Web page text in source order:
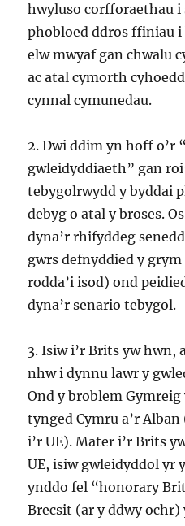
hwyluso corfforaethau i
phobloed ddros ffiniau
elw mwyaf gan chwalu
ac atal cymorth
cynnal cymunedau.
2. Dwi ddim yn hoff o’r
gwleidyddiaeth” gan
tebygolrwydd y byddai
debyg o atal y broses.
dyna’r rhifyddeg
gwrs defnyddied y
rodda’i isod) ond
dyna’r senario tebygol.
3. Isiw i’r Brits yw hwn,
nhw i dynnu lawr y
Ond y broblem
tynged Cymru a’r
i’r UE). Mater i’r Brits
UE, isiw gwleidyddol yr
ynddo fel “honorary
Brecsit (ar y ddwy